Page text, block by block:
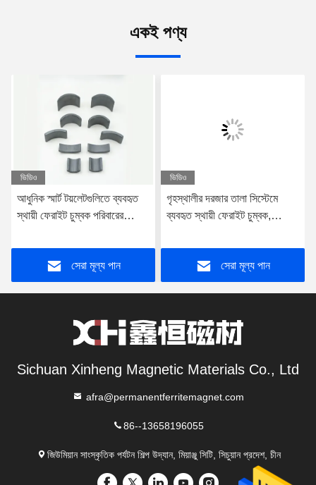
একই পণ্য
ভিডিও
আধুনিক স্মার্ট টয়লেটগুলিতে ব্যবহৃত
স্থায়ী ফেরাইট চুম্বক পরিবারের
সেরা মূল্য পান
ভিডিও
গৃহস্থালীর দরজার তালা সিস্টেমে
ব্যবহৃত স্থায়ী ফেরাইট চুম্বক,
সেরা মূল্য পান
Sichuan Xinheng Magnetic Materials Co., Ltd
afra@permanentferritemagnet.com
86--13658196055
জিউমিয়ান সাংস্কৃতিক পর্যটন শিল্প উদ্যান, মিয়াঞ্জু সিটি, সিচুয়ান প্রদেশ, চীন